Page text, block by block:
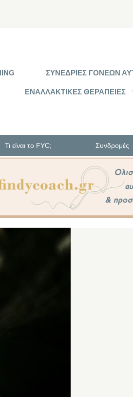
ΣΥΝΕΔΡΙΕΣ ΓΟΝΕΩΝ
ΕΝΑΛΛΑΚΤΙΚΕΣ ΘΕΡΑΠΕΙΕΣ
Τι είναι το FYC; Συνδρομές